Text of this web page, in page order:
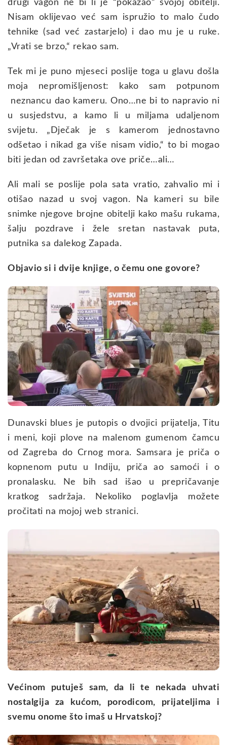
drugi vagon ne bi li je “pokazao” svojoj obitelji.
Nisam oklijevao već sam ispružio to malo čudo
tehnike (sad već zastarjelo) i dao mu je u ruke.
„Vrati se brzo,“ rekao sam.
Tek mi je puno mjeseci poslije toga u glavu došla
moja nepromišljenost: kako sam potpunom
neznancu dao kameru. Ono…ne bi to napravio ni
u susjedstvu, a kamo li u miljama udaljenom
svijetu. „Dječak je s kamerom jednostavno
odšetao i nikad ga više nisam vidio,“ to bi mogao
biti jedan od završetaka ove priče…ali…
Ali mali se poslije pola sata vratio, zahvalio mi i
otišao nazad u svoj vagon. Na kameri su bile
snimke njegove brojne obitelji kako mašu rukama,
šalju pozdrave i žele sretan nastavak puta,
putnika sa dalekog Zapada.
Objavio si i dvije knjige, o čemu one govore?
Dunavski blues je putopis o dvojici prijatelja, Titu
i meni, koji plove na malenom gumenom čamcu
od Zagreba do Crnog mora. Samsara je priča o
kopnenom putu u Indiju, priča ao samoći i o
pronalasku. Ne bih sad išao u prepričavanje
kratkog sadržaja. Nekoliko poglavlja možete
pročitati na mojoj web stranici.
Većinom putuješ sam, da li te nekada uhvati
nostalgija za kućom, porodicom, prijateljima i
svemu onome što imaš u Hrvatskoj?